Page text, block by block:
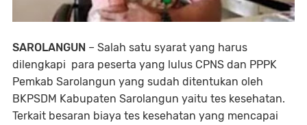
SAROLANGUN – Salah satu syarat yang harus
dilengkapi para peserta yang lulus CPNS dan PPPK
Pemkab Sarolangun yang sudah ditentukan oleh
BKPSDM Kabupaten Sarolangun yaitu tes kesehatan.
Terkait besaran biaya tes kesehatan yang mencapai